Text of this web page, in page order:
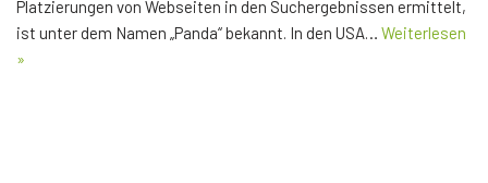
Platzierungen von Webseiten in den Suchergebnissen ermittelt,
ist unter dem Namen „Panda“ bekannt. In den USA… Weiterlesen
»